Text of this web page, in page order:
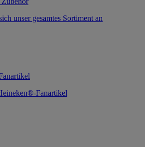
unser gesamtes Sortiment an
Fanartikel